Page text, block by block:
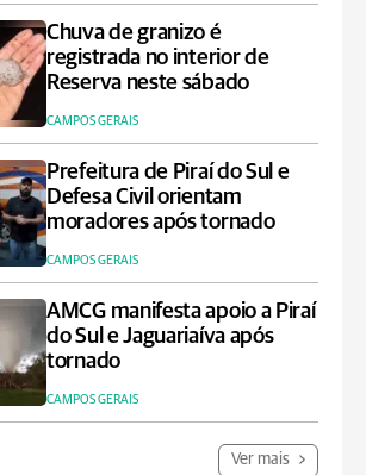
Chuva de granizo é
registrada no interior de
Reserva neste sábado
CAMPOS GERAIS
Prefeitura de Piraí do Sul e
Defesa Civil orientam
moradores após tornado
CAMPOS GERAIS
AMCG manifesta apoio a Piraí
do Sul e Jaguariaíva após
tornado
CAMPOS GERAIS
Ver mais